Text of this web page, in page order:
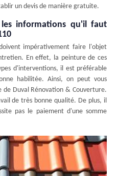
un devis de manière gratuite.
informations qu'il faut
impérativement faire l'objet
En effet, la peinture de ces
d'interventions, il est préférable
habilitée. Ainsi, on peut vous
Duval Rénovation & Couverture.
de très bonne qualité. De plus, il
pas le paiement d'une somme